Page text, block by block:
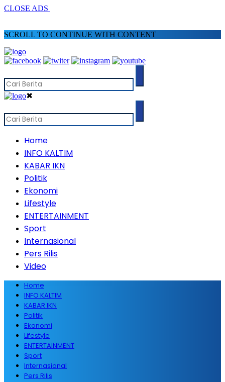
CLOSE ADS
SCROLL TO CONTINUE WITH CONTENT
✖
Home
INFO KALTIM
KABAR IKN
Politik
Ekonomi
Lifestyle
ENTERTAINMENT
Sport
Internasional
Pers Rilis
Video
Home
INFO KALTIM
KABAR IKN
Politik
Ekonomi
Lifestyle
ENTERTAINMENT
Sport
Internasional
Pers Rilis